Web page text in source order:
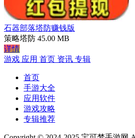
石器部落塔防赚钱版
策略塔防 45.00 MB
详情
游戏 应用 首页 资讯 专辑
首页
手游大全
应用软件
游戏攻略
专辑推荐